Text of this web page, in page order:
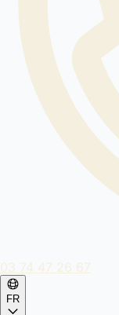
03 74 47 26 67
FR